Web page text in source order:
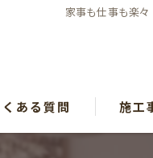
家事も仕事も楽
くある質問 施工